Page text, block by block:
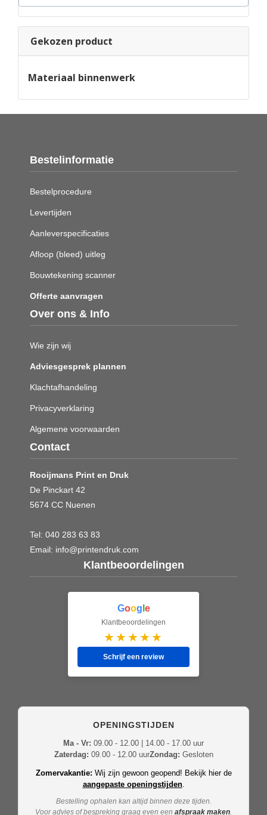
Gekozen product
Materiaal binnenwerk
Bestelinformatie
Bestelprocedure
Levertijden
Aanleverspecificaties
Afloop (bleed) uitleg
Bouwtekening scanner
Offerte aanvragen
Over ons & Info
Wie zijn wij
Adviesgesprek plannen
Klachtafhandeling
Privacyverklaring
Algemene voorwaarden
Contact
Rooijmans Print en Druk
De Pinckart 42
5674 CC Nuenen
Tel: 040 283 63 83
Email: info@printendruk.com
Klantbeoordelingen
Goog e
Klantbeoordelingen
★★★★★
Schrijf een review
OPENINGSTIJDEN
Ma - Vr: 09.00 - 12.00 | 14.00 - 17.00 uur
Zaterdag: 09.00 - 12.00 uurZondag: Gesloten
Zomervakantie: Wij zijn gewoon geopend! Bekijk hier de
aangepaste openingstijden.
Bestelling ophalen kan altijd binnen deze tijden.
Voor advies of bespreking graag even een afspraak maken.